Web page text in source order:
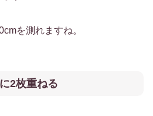
を測れますね。
2枚重ねる